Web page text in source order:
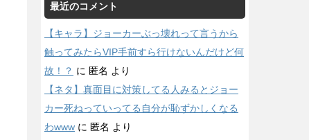
最近のコメント
【キャラ】ジョーカーぶっ壊れって言うから
触ってみたらVIP手前すら行けないんだけど何
故！？ に 匿名 より
【ネタ】真面目に対策してる人みるとジョー
カー死ねっていってる自分が恥ずかしくなる
わwww に 匿名 より